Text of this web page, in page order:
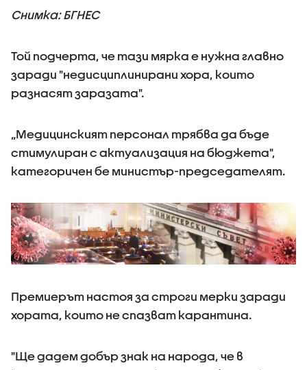
Снимка: БГНЕС
Той подчерта, че тази мярка е нужна главно
заради "недисциплинирани хора, които
разнасят заразата".
„Медицинският персонал трябва да бъде
стимулиран с актуализация на бюджета",
категоричен бе министър-председателят.
Премиерът настоя за строги мерки заради
хората, които не спазват карантина.
"Ще дадем добър знак на народа, че в